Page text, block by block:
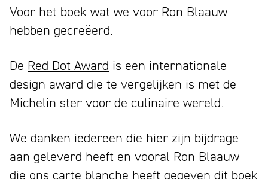
gewonnen!!!
Voor het boek wat we voor Ron Blaauw
hebben gecreëerd.
De Red Dot Award is een internationale
design award die te vergelijken is met de
Michelin ster voor de culinaire wereld.
We danken iedereen die hier zijn bijdrage
aan geleverd heeft en vooral Ron Blaauw
die ons carte blanche heeft gegeven dit boek